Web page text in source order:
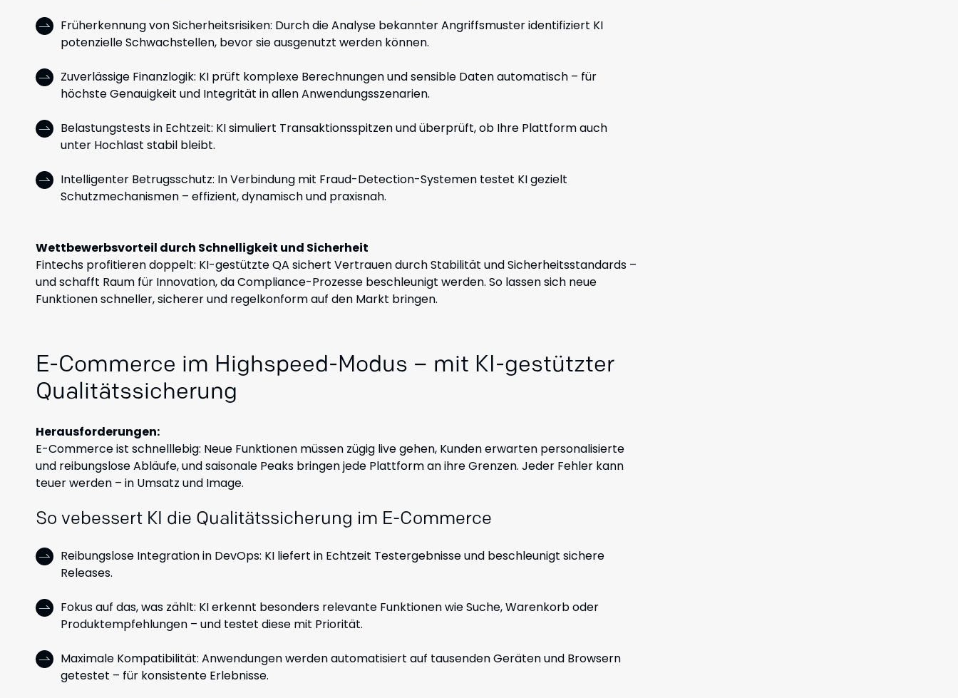
Früherkennung von Sicherheitsrisiken: Durch die Analyse bekannter Angriffsmuster identifiziert KI
potenzielle Schwachstellen, bevor sie ausgenutzt werden können.
Zuverlässige Finanzlogik: KI prüft komplexe Berechnungen und sensible Daten automatisch – für
höchste Genauigkeit und Integrität in allen Anwendungsszenarien.
Belastungstests in Echtzeit: KI simuliert Transaktionsspitzen und überprüft, ob Ihre Plattform auch
unter Hochlast stabil bleibt.
Intelligenter Betrugsschutz: In Verbindung mit Fraud-Detection-Systemen testet KI gezielt
Schutzmechanismen – effizient, dynamisch und praxisnah.
Wettbewerbsvorteil durch Schnelligkeit und Sicherheit
Fintechs profitieren doppelt: KI-gestützte QA sichert Vertrauen durch Stabilität und Sicherheitsstandards –
und schafft Raum für Innovation, da Compliance-Prozesse beschleunigt werden. So lassen sich neue
Funktionen schneller, sicherer und regelkonform auf den Markt bringen.
E-Commerce im Highspeed-Modus – mit KI-gestützter
Qualitätssicherung
Herausforderungen:
E-Commerce ist schnelllebig: Neue Funktionen müssen zügig live gehen, Kunden erwarten personalisierte
und reibungslose Abläufe, und saisonale Peaks bringen jede Plattform an ihre Grenzen. Jeder Fehler kann
teuer werden – in Umsatz und Image.
So vebessert KI die Qualitätssicherung im E-Commerce
Reibungslose Integration in DevOps: KI liefert in Echtzeit Testergebnisse und beschleunigt sichere
Releases.
Fokus auf das, was zählt: KI erkennt besonders relevante Funktionen wie Suche, Warenkorb oder
Produktempfehlungen – und testet diese mit Priorität.
Maximale Kompatibilität: Anwendungen werden automatisiert auf tausenden Geräten und Browsern
getestet – für konsistente Erlebnisse.